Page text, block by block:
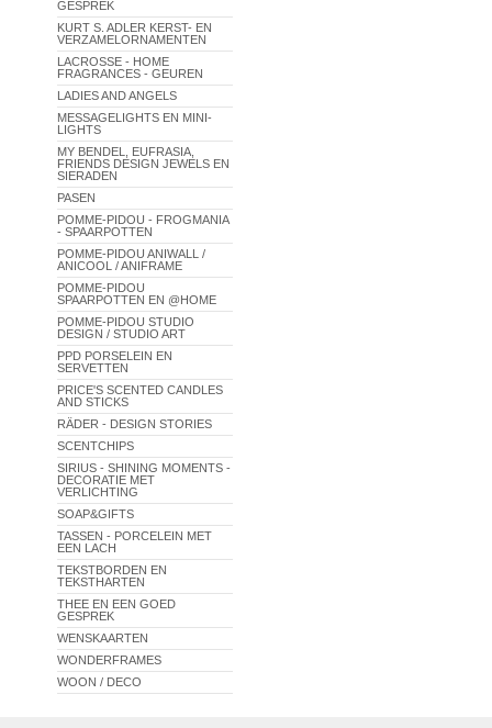
GESPREK
KURT S. ADLER KERST- EN
VERZAMELORNAMENTEN
LACROSSE - HOME
FRAGRANCES - GEUREN
LADIES AND ANGELS
MESSAGELIGHTS EN MINI-
LIGHTS
MY BENDEL, EUFRASIA,
FRIENDS DESIGN JEWELS EN
SIERADEN
PASEN
POMME-PIDOU - FROGMANIA
- SPAARPOTTEN
POMME-PIDOU ANIWALL /
ANICOOL / ANIFRAME
POMME-PIDOU
SPAARPOTTEN EN @HOME
POMME-PIDOU STUDIO
DESIGN / STUDIO ART
PPD PORSELEIN EN
SERVETTEN
PRICE'S SCENTED CANDLES
AND STICKS
RÄDER - DESIGN STORIES
SCENTCHIPS
SIRIUS - SHINING MOMENTS -
DECORATIE MET
VERLICHTING
SOAP&GIFTS
TASSEN - PORCELEIN MET
EEN LACH
TEKSTBORDEN EN
TEKSTHARTEN
THEE EN EEN GOED
GESPREK
WENSKAARTEN
WONDERFRAMES
WOON / DECO